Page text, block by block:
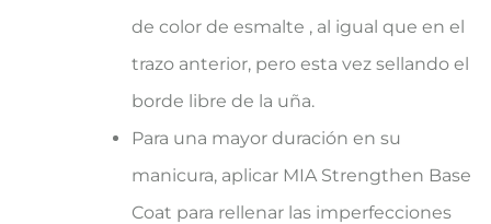
de color de esmalte , al igual que en el
trazo anterior, pero esta vez sellando el
borde libre de la uña.
Para una mayor duración en su
manicura, aplicar MIA Strengthen Base
Coat para rellenar las imperfecciones